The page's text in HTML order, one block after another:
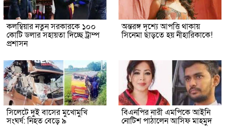
কলম্বিয়ার নতুন সরকারকে ১০০
কোটি ডলার সহায়তা দিচ্ছে ট্রাম্প
প্রশাসন
অন্তরঙ্গ দৃশ্যে আপত্তি থাকায়
সিনেমা ছাড়তে হয় নীহারিকাকে!
সিলেটে দুই বাসের মুখোমুখি
সংঘর্ষ: নিহত বেড়ে ৯
বিএনপির নারী এমপিকে আইনি
নোটিশ পাঠালেন আসিফ মাহমুদ